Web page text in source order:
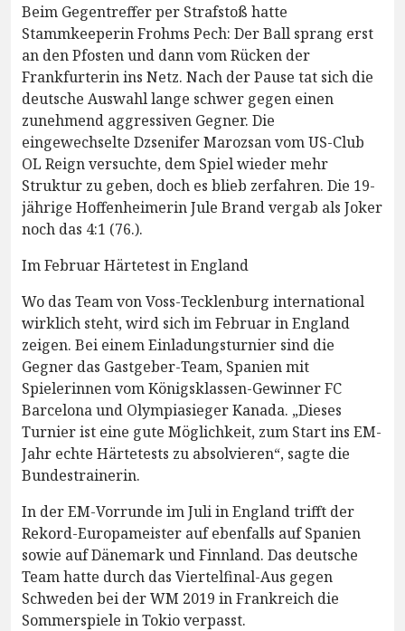
Beim Gegentreffer per Strafstoß hatte
Stammkeeperin Frohms Pech: Der Ball sprang erst
an den Pfosten und dann vom Rücken der
Frankfurterin ins Netz. Nach der Pause tat sich die
deutsche Auswahl lange schwer gegen einen
zunehmend aggressiven Gegner. Die
eingewechselte Dzsenifer Marozsan vom US-Club
OL Reign versuchte, dem Spiel wieder mehr
Struktur zu geben, doch es blieb zerfahren. Die 19-
jährige Hoffenheimerin Jule Brand vergab als Joker
noch das 4:1 (76.).
Im Februar Härtetest in England
Wo das Team von Voss-Tecklenburg international
wirklich steht, wird sich im Februar in England
zeigen. Bei einem Einladungsturnier sind die
Gegner das Gastgeber-Team, Spanien mit
Spielerinnen vom Königsklassen-Gewinner FC
Barcelona und Olympiasieger Kanada. „Dieses
Turnier ist eine gute Möglichkeit, zum Start ins EM-
Jahr echte Härtetests zu absolvieren“, sagte die
Bundestrainerin.
In der EM-Vorrunde im Juli in England trifft der
Rekord-Europameister auf ebenfalls auf Spanien
sowie auf Dänemark und Finnland. Das deutsche
Team hatte durch das Viertelfinal-Aus gegen
Schweden bei der WM 2019 in Frankreich die
Sommerspiele in Tokio verpasst.